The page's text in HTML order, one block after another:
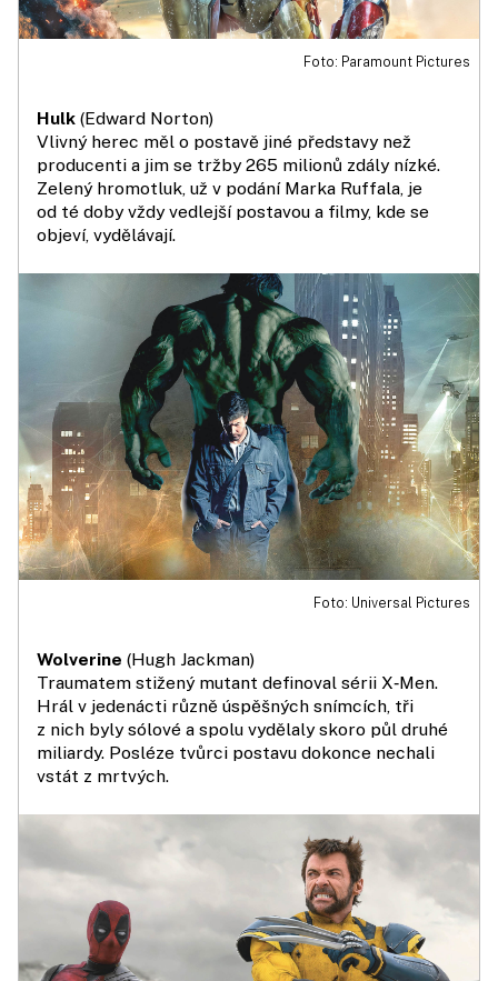
Foto: Paramount Pictures
Hulk (Edward Norton)
Vlivný herec měl o postavě jiné představy než
producenti a jim se tržby 265 milionů zdály nízké.
Zelený hromotluk, už v podání Marka Ruffala, je
od té doby vždy vedlejší postavou a filmy, kde se
objeví, vydělávají.
Foto: Universal Pictures
Wolverine (Hugh Jackman)
Traumatem stižený mutant definoval sérii X‑Men.
Hrál v jedenácti různě úspěšných snímcích, tři
z nich byly sólové a spolu vydělaly skoro půl druhé
miliardy. Posléze tvůrci postavu dokonce nechali
vstát z mrtvých.